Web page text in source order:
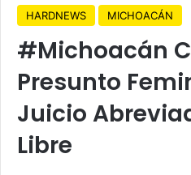
HARDNEWS MICHOACÁN
#Michoacán
Presunto
Juicio
Libre